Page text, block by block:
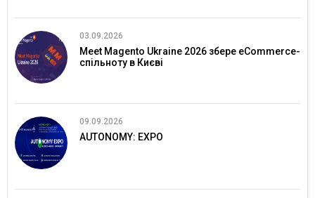
03.09.2026
Meet Magento Ukraine 2026 збере eCommerce-
спільноту в Києві
09.09.2026
AUTONOMY: EXPO